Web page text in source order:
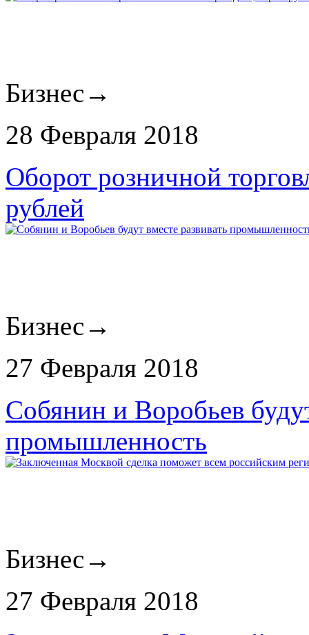
Бизнес →
28 Февраля 2018
Оборот розничной
рублей
Бизнес →
27 Февраля 2018
Собянин и Воробьев
промышленность
Бизнес →
27 Февраля 2018